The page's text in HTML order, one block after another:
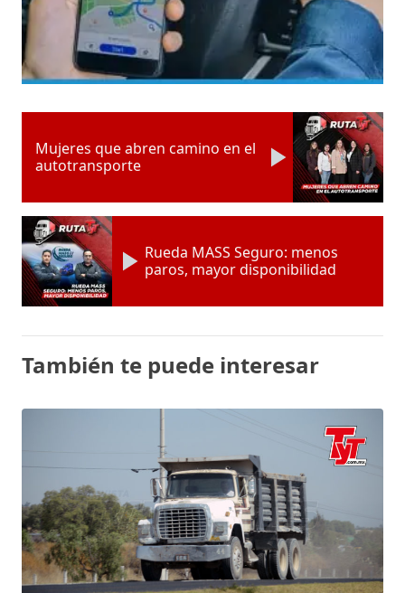
Mujeres que abren camino en el
autotransporte
Rueda MASS Seguro: menos
paros, mayor disponibilidad
También te puede interesar